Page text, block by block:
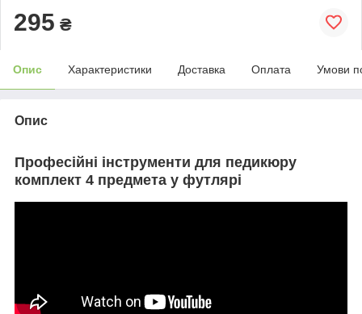
295 ₴
Опис Характеристики Доставка Оплата Умови
Опис
Професійні інструменти для педикюру
комплект 4 предмета у футлярі